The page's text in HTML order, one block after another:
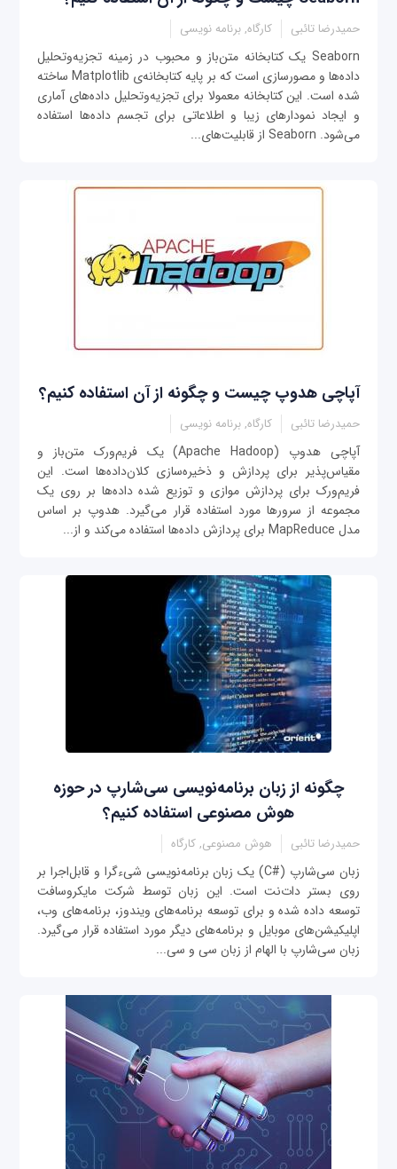
حمیدرضا تائبی کارگاه, برنامه نویسی
Seaborn یک کتابخانه متن‌باز و محبوب در زمینه تجزیه‌وتحلیل
داده‌ها و مصورسازی است که بر پایه کتابخانه‌ی Matplotlib ساخته
شده است. این کتابخانه معمولا برای تجزیه‌وتحلیل داده‌های آماری
و ایجاد نمودارهای زیبا و اطلاعاتی برای تجسم داده‌ها استفاده
می‌شود. Seaborn از قابلیت‌های...
آپاچی هدوپ چیست و چگونه از آن استفاده کنیم؟
حمیدرضا تائبی کارگاه, برنامه نویسی
آپاچی هدوپ (Apache Hadoop) یک فریم‌ورک متن‌باز و
مقیاس‌پذیر برای پردازش و ذخیره‌سازی کلان‌داده‌ها است. این
فریم‌ورک برای پردازش موازی و توزیع شده داده‌ها بر روی یک
مجموعه از سرورها مورد استفاده قرار می‌گیرد. هدوپ بر اساس
مدل MapReduce برای پردازش داده‌ها استفاده می‌کند و از...
چگونه از زبان برنامه‌نویسی سی‌شارپ در حوزه
هوش مصنوعی استفاده کنیم؟
حمیدرضا تائبی هوش مصنوعی, کارگاه
زبان سی‌شارپ (#C) یک زبان برنامه‌نویسی شی‌ءگرا و قابل‌اجرا بر
روی بستر دات‌نت است. این زبان توسط شرکت مایکروسافت
توسعه داده شده و برای توسعه برنامه‌های ویندوز، برنامه‌های وب،
اپلیکیشن‌های موبایل و برنامه‌های دیگر مورد استفاده قرار می‌گیرد.
زبان سی‌شارپ با الهام از زبان سی و سی‌...